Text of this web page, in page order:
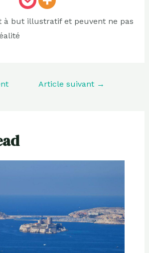
à but illustratif et peuvent ne pas
Article suivant →